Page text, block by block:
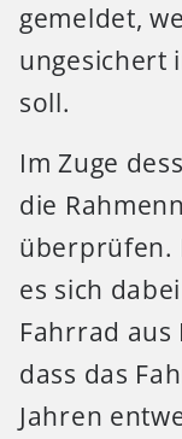
gemeldet,
ungesichert
soll.
Im Zuge
die
überprüfen.
es sich
Fahrrad
dass das
Jahren